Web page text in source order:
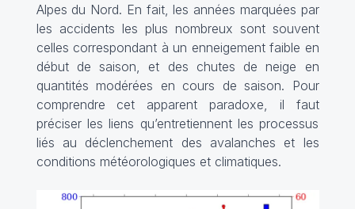
Alpes du Nord. En fait, les années marquées par
les accidents les plus nombreux sont souvent
celles correspondant à un enneigement faible en
début de saison, et des chutes de neige en
quantités modérées en cours de saison. Pour
comprendre cet apparent paradoxe, il faut
préciser les liens qu’entretiennent les processus
liés au déclenchement des avalanches et les
conditions météorologiques et climatiques.